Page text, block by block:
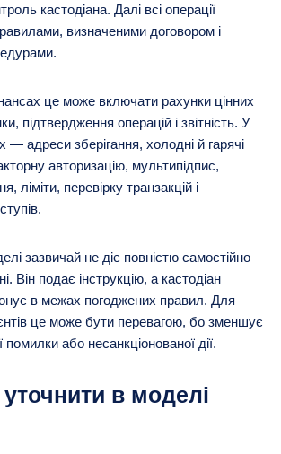
кастодіана. Далі всі операції
визначеними договором і
це може включати рахунки цінних
підтвердження операцій і звітність. У
— адреси зберігання, холодні й гарячі
авторизацію, мультипідпис,
ліміти, перевірку транзакцій і
зазвичай не діє повністю самостійно
Він подає інструкцію, а кастодіан
в межах погоджених правил. Для
це може бути перевагою, бо зменшує
помилки або несанкціонованої дії.
в моделі